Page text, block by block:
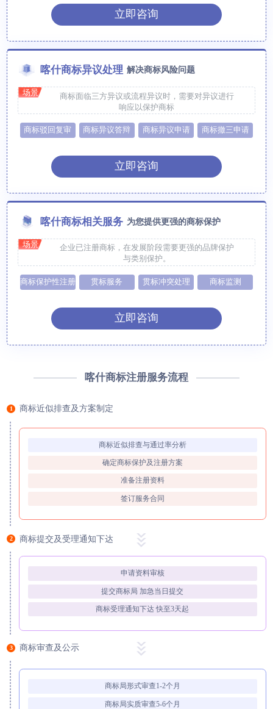
立即咨询
喀什商标异议处理 解决商标风险问题
场景
商标面临三方异议或流程异议时，需要对异议进行
响应以保护商标
商标驳回复审 商标异议答辩 商标异议申请 商标撤三申请
立即咨询
喀什商标相关服务 为您提供更强的商标保护
场景
企业已注册商标，在发展阶段需要更强的品牌保护
与类别保护。
商标保护性注册 贯标服务 贯标冲突处理 商标监测
立即咨询
喀什商标注册服务流程
1 商标近似排查及方案制定
商标近似排查与通过率分析
确定商标保护及注册方案
准备注册资料
签订服务合同
2 商标提交及受理通知下达
申请资料审核
提交商标局 加急当日提交
商标受理通知下达 快至3天起
3 商标审查及公示
商标局形式审查1-2个月
商标局实质审查5-6个月